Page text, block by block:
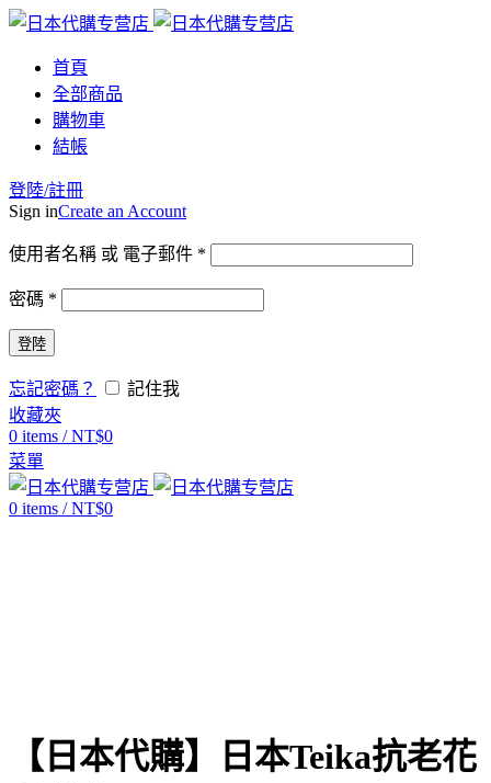
首頁
全部商品
購物車
結帳
登陸/註冊
Sign inCreate an Account
使用者名稱 或 電子郵件 *
密碼 *
登陸
忘記密碼？
記住我
收藏夾
0 items / NT$0
菜單
0 items / NT$0
【日本代購】日本Teika抗老花